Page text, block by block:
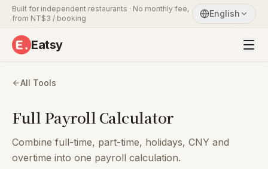
Built for independent restaurants · No monthly fee,
from NT$3 / booking
English
Eatsy
All Tools
Full Payroll Calculator
Combine full-time, part-time, holidays, CNY and
overtime into one payroll calculation.